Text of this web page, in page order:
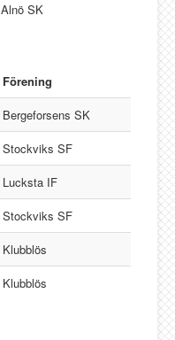
Alnö SK
Förening
Bergeforsens SK
Stockviks SF
Lucksta IF
Stockviks SF
Klubblös
Klubblös